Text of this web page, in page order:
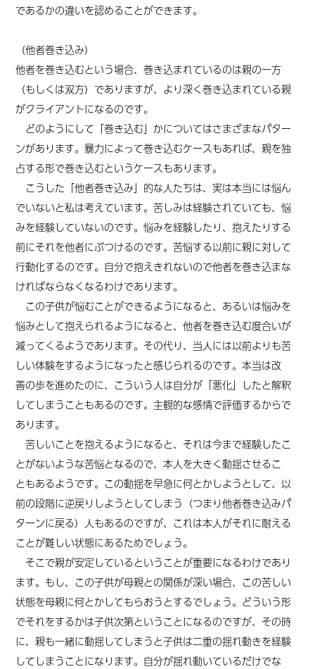
であるかの違いを認めることができます。
（他者巻き込み）
他者を巻き込むという場合、巻き込まれているのは親の一方
（もしくは双方）でありますが、より深く巻き込まれている親
がクライアントになるのです。
どのようにして「巻き込む」かについてはさまざまなパター
ンがあります。暴力によって巻き込むケースもあれば、親を独
占する形で巻き込むというケースもあります。
こうした「他者巻き込み」的な人たちは、実は本当には悩ん
でいないと私は考えています。苦しみは経験されていても、悩
みを経験していないのです。悩みを経験したり、抱えたりする
前にそれを他者にぶつけるのです。苦悩する以前に親に対して
行動化するのです。 自分で抱えきれないので他者を巻き込まな
ければならなくなるわけであります。
この子供が悩むことができるようになると、あるいは悩みを
悩みとして抱えられるようになると、他者を巻き込む度合いが
減ってくるようであります。 その代り、当人には以前よりも苦
しい体験をするようになったと感じられるのです。本当は改
善の歩を進めたのに、こういう人は自分が「悪化」したと解釈
してしまうこともあるのです。 主観的な感情で評価するからで
あります。
苦しいことを抱えるようになると、それは今まで経験したこ
とがないような苦悩となるので、本人を大きく動揺させるこ
ともあるようです。この動揺を早急に何とかしようとして、以
前の段階に逆戻りしようとしてしまう （つまり他者巻き込みパ
ターンに戻る） 人もあるのですが、これは本人がそれに耐える
ことが難しい状態にあるためでしょう。
そこで親が安定しているということが重要になるわけであり
ます。もし、この子供が母親との関係が深い場合、この苦しい
状態を母親に何とかしてもらおうとするでしょう。どういう形
でそれをするかは子供次第ということになるのですが、その時
に、親も一緒に動揺してしまうと子供は二重の揺れ動きを経験
してしまうことになります。自分が揺れ動いているだけでな